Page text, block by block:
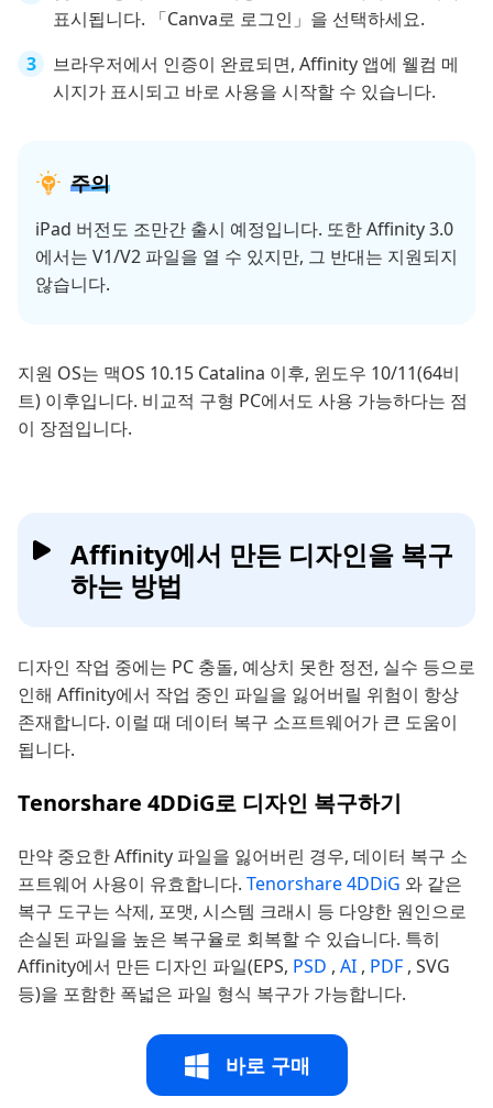
표시됩니다. 「Canva로 로그인」을 선택하세요.
브라우저에서 인증이 완료되면, Affinity 앱에 웰컴 메
시지가 표시되고 바로 사용을 시작할 수 있습니다.
주의
iPad 버전도 조만간 출시 예정입니다. 또한 Affinity 3.0
에서는 V1/V2 파일을 열 수 있지만, 그 반대는 지원되지
않습니다.
지원 OS는 맥OS 10.15 Catalina 이후, 윈도우 10/11(64비
트) 이후입니다. 비교적 구형 PC에서도 사용 가능하다는 점
이 장점입니다.
Affinity에서 만든 디자인을 복구
하는 방법
디자인 작업 중에는 PC 충돌, 예상치 못한 정전, 실수 등으로
인해 Affinity에서 작업 중인 파일을 잃어버릴 위험이 항상
존재합니다. 이럴 때 데이터 복구 소프트웨어가 큰 도움이
됩니다.
Tenorshare 4DDiG로 디자인 복구하기
만약 중요한 Affinity 파일을 잃어버린 경우, 데이터 복구 소
프트웨어 사용이 유효합니다. Tenorshare 4DDiG 와 같은
복구 도구는 삭제, 포맷, 시스템 크래시 등 다양한 원인으로
손실된 파일을 높은 복구율로 회복할 수 있습니다. 특히
Affinity에서 만든 디자인 파일(EPS, PSD , AI , PDF , SVG
등)을 포함한 폭넓은 파일 형식 복구가 가능합니다.
바로 구매